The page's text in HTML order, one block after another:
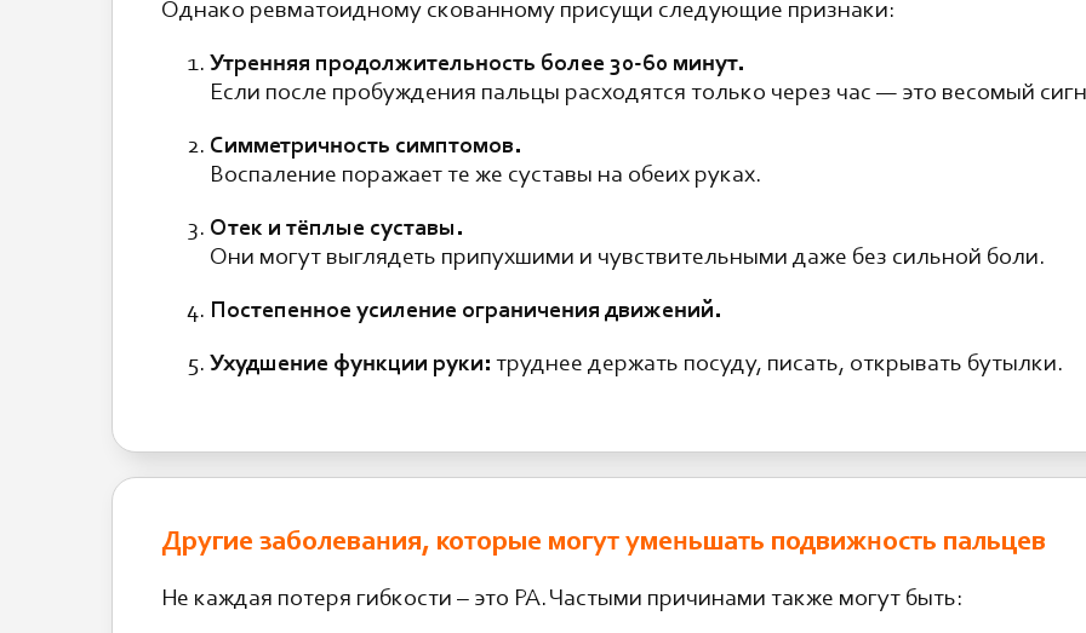
Однако ревматоидному скованному присущи следующие признаки:
Утренняя продолжительность более 30-60 минут.
Если после пробуждения пальцы расходятся только через час — это весомый
Симметричность симптомов.
Воспаление поражает те же суставы на обеих руках.
Отек и тёплые суставы.
Они могут выглядеть припухшими и чувствительными даже без сильной боли.
Постепенное усиление ограничения движений.
Ухудшение функции руки: труднее держать посуду, писать, открывать бутылки.
Другие заболевания, которые могут уменьшать подвижность пальцев
Не каждая потеря гибкости – это РА. Частыми причинами также могут быть: